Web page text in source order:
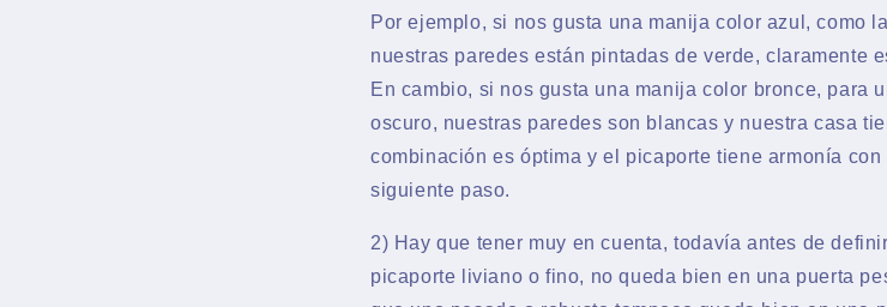
Por ejemplo, si nos gusta una manija color azul, como
nuestras paredes están pintadas de verde, claramente
En cambio, si nos gusta una manija color bronce, para
oscuro, nuestras paredes son blancas y nuestra casa
combinación es óptima y el picaporte tiene armonía con
siguiente paso.
2) Hay que tener muy en cuenta, todavía antes de
picaporte liviano o fino, no queda bien en una puerta